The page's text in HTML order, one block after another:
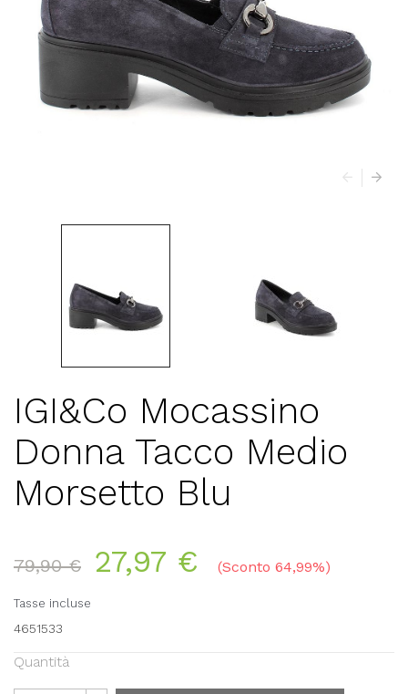
IGI&Co Mocassino
Donna Tacco Medio
Morsetto Blu
79,90 € 27,97 € Sconto 64,99%
Tasse incluse
4651533
Quantità